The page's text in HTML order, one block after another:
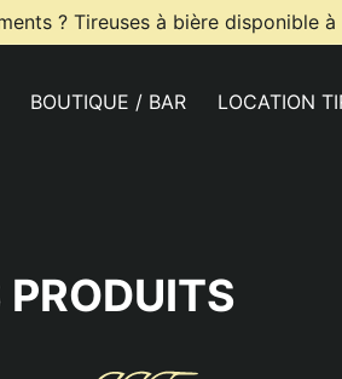
? Tireuses à bière disponible
BOUTIQUE / BAR LOCATION
PRODUITS